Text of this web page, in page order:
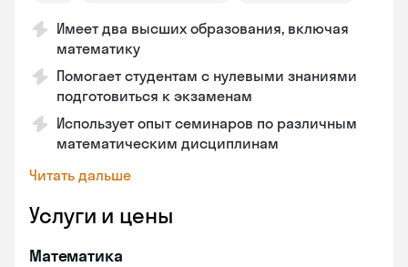
Имеет два высших образования, включая
математику
Помогает студентам с нулевыми знаниями
подготовиться к экзаменам
Использует опыт семинаров по различным
математическим дисциплинам
Читать дальше
Услуги и цены
Математика